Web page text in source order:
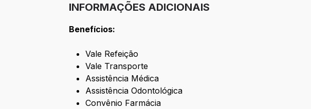
INFORMAÇÕES ADICIONAIS
Benefícios:
Vale Refeição
Vale Transporte
Assistência Médica
Assistência Odontológica
Convênio Farmácia